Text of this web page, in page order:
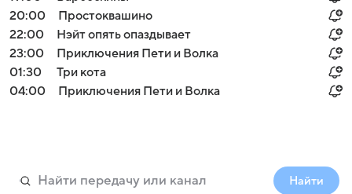
20:00
Простоквашино
22:00
Нэйт опять опаздывает
23:00
Приключения Пети и Волка
01:30
Три кота
04:00
Приключения Пети и Волка
Найти